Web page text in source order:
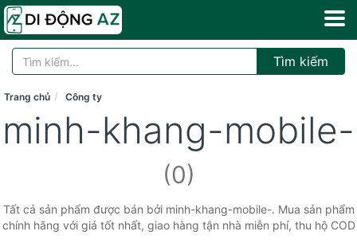
Tìm kiếm
Trang chủ Công ty
minh-khang-mobile-
(0)
Tất cả sản phẩm được bán bởi minh-khang-mobile-. Mua sản phẩm
chính hãng với giá tốt nhất, giao hàng tận nhà miễn phí, thu hộ COD